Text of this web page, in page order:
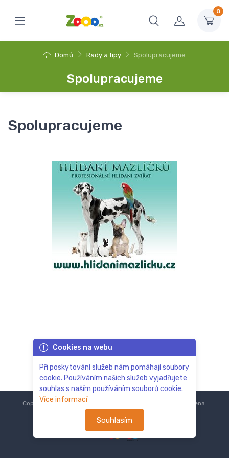
0
Domů Rady a tipy Spolupracujeme
Spolupracujeme
Spolupracujeme
Cookies na webu
Při poskytování služeb nám pomáhají soubory
cookie. Používáním našich služeb vyjadřujete
souhlas s naším používáním souborů cookie.
Více informací
Souhlasím
Copyright © 2018-2024 Všechna práva vyhrazena.